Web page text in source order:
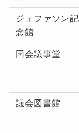
ジェファソン記
念館
国会議事堂
議会図書館